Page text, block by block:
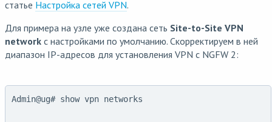
статье Настройка сетей VPN.
Для примера на узле уже создана сеть Site-to-Site VPN
network с настройками по умолчанию. Скорректируем в ней
диапазон IP-адресов для установления VPN с NGFW 2:
Admin@ug# show vpn networks